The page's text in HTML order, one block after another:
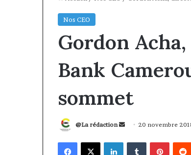
Nos CEO
Gordon
Bank
sommet
@La rédaction
Envoyer
courriel
20 novembre
Facebook
X LinkedinTumblr